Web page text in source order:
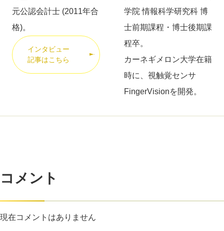
​元公認会計士 (2011年合
格)。
インタビュー
記事はこちら
学院 情報科学研究科 博
士前期課程・博士後期課
程卒。
​カーネギメロン大学在籍
時に、視触覚センサ
FingerVisionを開発。
コメント
現在コメントはありません